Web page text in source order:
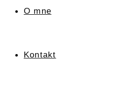
O mne
Kontakt